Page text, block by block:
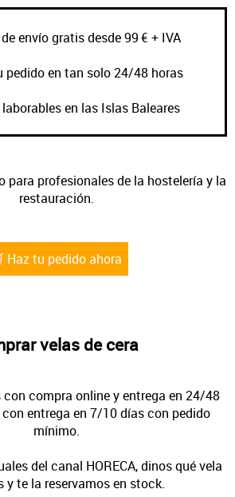
envío gratis desde 99 € + IVA
pedido en tan solo 24/48 horas
en las Islas Baleares
para profesionales de la hostelería y la
restauración.
Haz tu pedido ahora
velas de cera
compra online y entrega en 24/48
entrega en 7/10 días con pedido
mínimo.
del canal HORECA, dinos qué vela
y te la reservamos en stock.